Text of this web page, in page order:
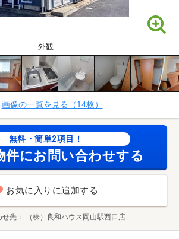
外観
画像の一覧を見る（14枚）
無料・簡単2項目！
件にお問い合わせする
お気に入りに追加する
せ先 （株）良和ハウス岡山駅西口店